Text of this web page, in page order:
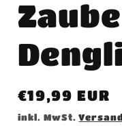
Normaler
Preis
€19,99 EUR
inkl. MwSt.